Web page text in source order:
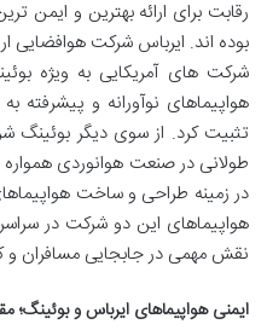
رقابت برای ارائه بهترین و ایمن
شرکت های آمریکایی به ویژه
هواپیماهای نوآورانه و پیشرفته
تثبیت کرد. از سوی دیگر بوئینگ
طولانی در صنعت هوانوردی
در زمینه طراحی و ساخت
هواپیماهای این دو شرکت در
نقش مهمی در جابجایی مسافران و
ایمنی هواپیماهای ایرباس و بوئینگ؛